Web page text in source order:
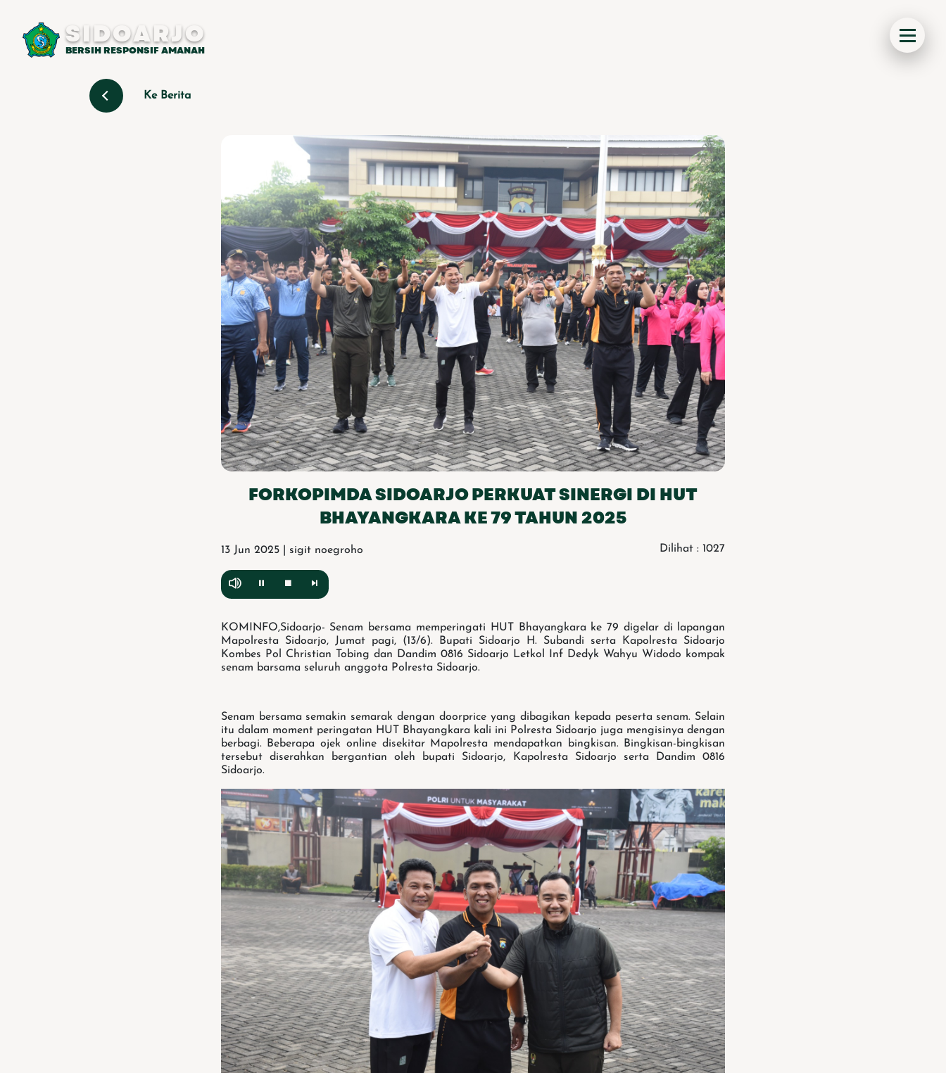
SIDOARJO
BERSIH RESPONSIF AMANAH
Ke Berita
FORKOPIMDA SIDOARJO PERKUAT SINERGI DI HUT
BHAYANGKARA KE 79 TAHUN 2025
13 Jun 2025 | sigit noegroho Dilihat : 1027
KOMINFO,Sidoarjo- Senam bersama memperingati HUT Bhayangkara ke 79 digelar di lapangan
Mapolresta Sidoarjo, Jumat pagi, (13/6). Bupati Sidoarjo H. Subandi serta Kapolresta Sidoarjo
Kombes Pol Christian Tobing dan Dandim 0816 Sidoarjo Letkol Inf Dedyk Wahyu Widodo kompak
senam barsama seluruh anggota Polresta Sidoarjo.
Senam bersama semakin semarak dengan doorprice yang dibagikan kepada peserta senam. Selain
itu dalam moment peringatan HUT Bhayangkara kali ini Polresta Sidoarjo juga mengisinya dengan
berbagi. Beberapa ojek online disekitar Mapolresta mendapatkan bingkisan. Bingkisan-bingkisan
tersebut diserahkan bergantian oleh bupati Sidoarjo, Kapolresta Sidoarjo serta Dandim 0816
Sidoarjo.